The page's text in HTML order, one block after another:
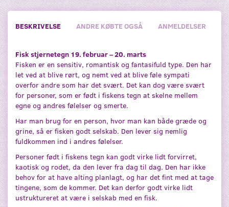
BESKRIVELSE ANDRE KØBTE OGSÅ ANMELDELSER
Fisk stjernetegn 19. februar – 20. marts
Fisken er en sensitiv, romantisk og fantasifuld type. Den har
let ved at blive rørt, og nemt ved at blive føle sympati
overfor andre som har det svært. Det kan dog være svært
for personer, som er født i fiskens tegn at skelne mellem
egne og andres følelser og smerte.
Har man brug for en person, hvor man kan både græde og
grine, så er fisken godt selskab. Den lever sig nemlig
fuldkommen ind i andres følelser.
Personer født i fiskens tegn kan godt virke lidt forvirret,
kaotisk og rodet, da den lever fra dag til dag. Den har ikke
behov for at have alting planlagt, og har det fint med at tage
tingene, som de kommer. Det kan derfor godt virke lidt
ustruktureret at være i selskab med en fisk.